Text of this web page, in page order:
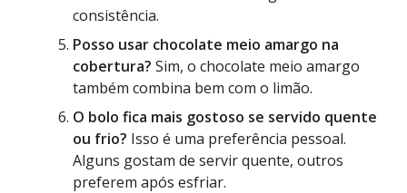
consistência.
Posso usar chocolate meio amargo na
cobertura? Sim, o chocolate meio amargo
também combina bem com o limão.
O bolo fica mais gostoso se servido quente
ou frio? Isso é uma preferência pessoal.
Alguns gostam de servir quente, outros
preferem após esfriar.